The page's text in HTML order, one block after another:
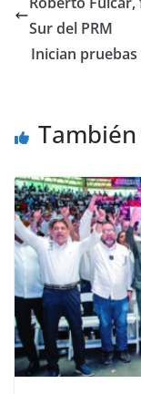
Sur del PRM
Inician pruebas